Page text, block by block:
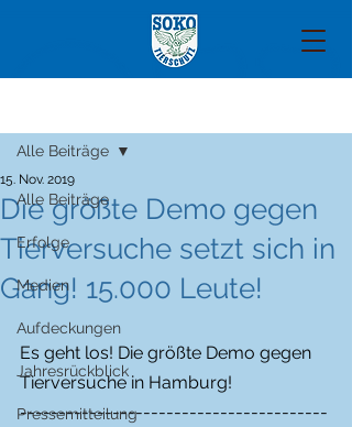
Alle Beiträge
Erfolge
Medien
Aufdeckungen
Jahresrückblick
Pressemitteilung
Alle Beiträge
Die größte Demo gegen
Tierversuche setzt sich in
Gang! 15.000 Leute!
15. Nov. 2019
Es geht los! Die größte Demo gegen
Tierversuche in Hamburg!
----------------------------------------